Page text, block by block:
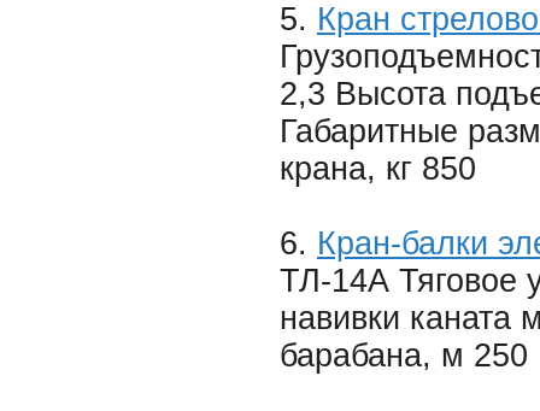
5. Кран
2,3 Высота
Габаритные
крана, кг 850
6. Кран-балки
ТЛ-14А Тяговое
навивки каната
барабана, м 250